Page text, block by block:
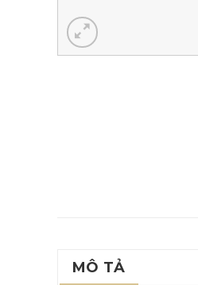
MÔ TẢ